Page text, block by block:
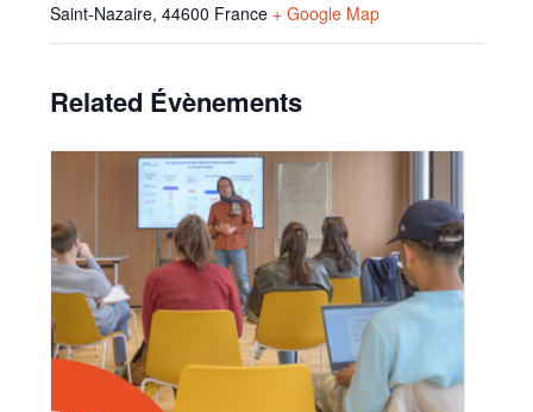
Saint-Nazaire, 44600 France + Google Map
Related Évènements